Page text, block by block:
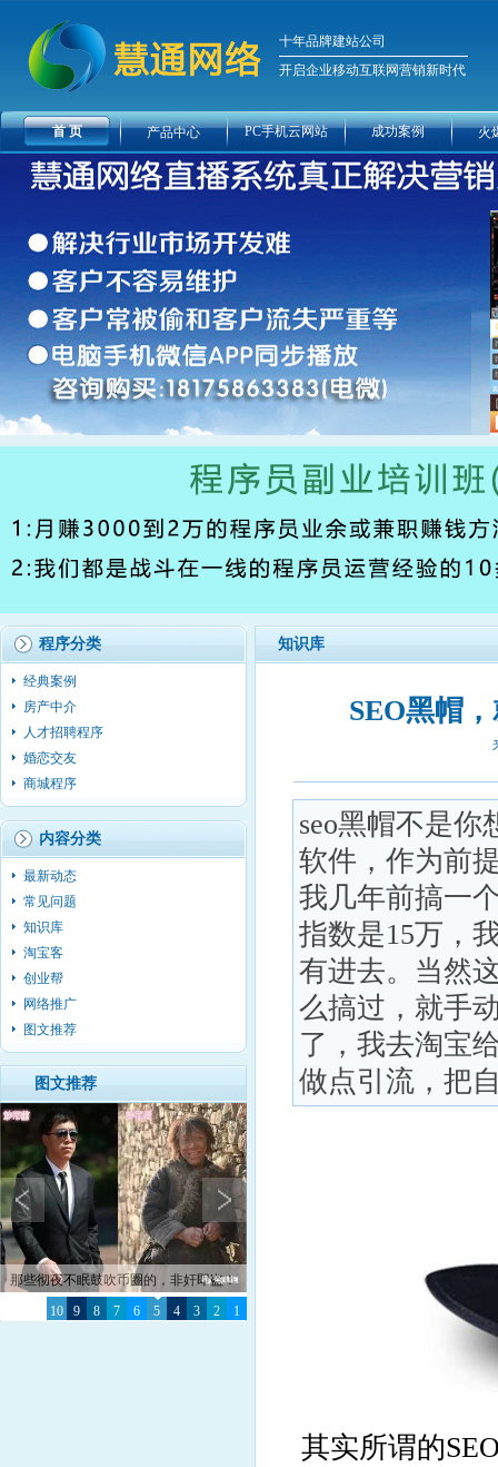
十年品牌建站公司
开启企业移动互联网营销新时代
首 页 产品中心 PC手机云网站 成功案例 火
程序分类
经典案例
房产中介
人才招聘程序
婚恋交友
商城程序
内容分类
最新动态
常见问题
知识库
淘宝客
创业帮
网络推广
图文推荐
图文推荐
1
2
3
4
5
6
7
8
9
10
那些彻夜不眠鼓吹币圈的，非奸即盗！
知识库
SEO黑帽
seo黑帽不是
软件，作为前
我几年前搞一
指数是15万，
有进去。当然
么搞过，就手
了，我去淘宝
做点引流，把
其实所谓的